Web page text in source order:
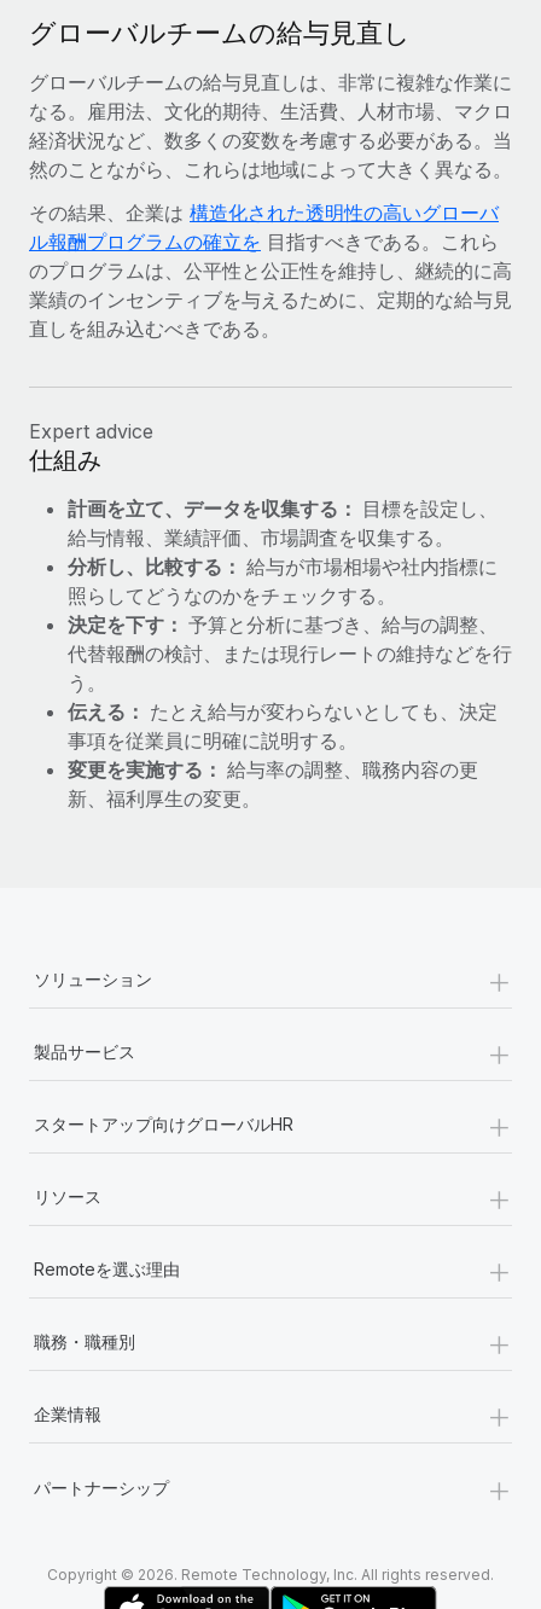
グローバルチームの給与見直し
グローバルチームの給与見直しは、非常に複雑な作業に
なる。雇用法、文化的期待、生活費、人材市場、マクロ
経済状況など、数多くの変数を考慮する必要がある。当
然のことながら、これらは地域によって大きく異なる。
その結果、企業は 構造化された透明性の高いグローバ
ル報酬プログラムの確立を 目指すべきである。これら
のプログラムは、公平性と公正性を維持し、継続的に高
業績のインセンティブを与えるために、定期的な給与見
直しを組み込むべきである。
Expert advice
仕組み
計画を立て、データを収集する： 目標を設定し、
給与情報、業績評価、市場調査を収集する。
分析し、比較する： 給与が市場相場や社内指標に
照らしてどうなのかをチェックする。
決定を下す： 予算と分析に基づき、給与の調整、
代替報酬の検討、または現行レートの維持などを行
う。
伝える： たとえ給与が変わらないとしても、決定
事項を従業員に明確に説明する。
変更を実施する： 給与率の調整、職務内容の更
新、福利厚生の変更。
ソリューション +
製品サービス +
スタートアップ向けグローバルHR +
リソース +
Remoteを選ぶ理由 +
職務・職種別 +
企業情報 +
パートナーシップ +
Copyright © 2026. Remote Technology, Inc. All rights reserved.